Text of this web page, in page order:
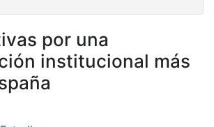
por una
institucional más